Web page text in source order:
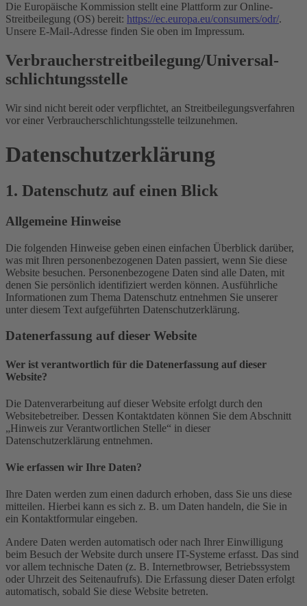
Die Europäische Kommission stellt eine Plattform zur Online-
Streitbeilegung (OS) bereit: https://ec.europa.eu/consumers/odr/.
Unsere E-Mail-Adresse finden Sie oben im Impressum.
Verbraucher­streit­beilegung/Universal­
schlichtungs­stelle
Wir sind nicht bereit oder verpflichtet, an Streitbeilegungsverfahren
vor einer Verbraucherschlichtungsstelle teilzunehmen.
Datenschutz­erklärung
1. Datenschutz auf einen Blick
Allgemeine Hinweise
Die folgenden Hinweise geben einen einfachen Überblick darüber,
was mit Ihren personenbezogenen Daten passiert, wenn Sie diese
Website besuchen. Personenbezogene Daten sind alle Daten, mit
denen Sie persönlich identifiziert werden können. Ausführliche
Informationen zum Thema Datenschutz entnehmen Sie unserer
unter diesem Text aufgeführten Datenschutzerklärung.
Datenerfassung auf dieser Website
Wer ist verantwortlich für die Datenerfassung auf dieser
Website?
Die Datenverarbeitung auf dieser Website erfolgt durch den
Websitebetreiber. Dessen Kontaktdaten können Sie dem Abschnitt
„Hinweis zur Verantwortlichen Stelle“ in dieser
Datenschutzerklärung entnehmen.
Wie erfassen wir Ihre Daten?
Ihre Daten werden zum einen dadurch erhoben, dass Sie uns diese
mitteilen. Hierbei kann es sich z. B. um Daten handeln, die Sie in
ein Kontaktformular eingeben.
Andere Daten werden automatisch oder nach Ihrer Einwilligung
beim Besuch der Website durch unsere IT-Systeme erfasst. Das sind
vor allem technische Daten (z. B. Internetbrowser, Betriebssystem
oder Uhrzeit des Seitenaufrufs). Die Erfassung dieser Daten erfolgt
automatisch, sobald Sie diese Website betreten.